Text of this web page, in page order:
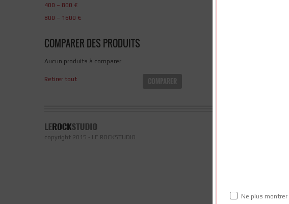
400 – 800 €
800 – 1600 €
COMPARER DES PRODUITS
Aucun produits à comparer
Retirer tout
copyright 2015 - LE ROCKSTUDIO
Ne plus montrer